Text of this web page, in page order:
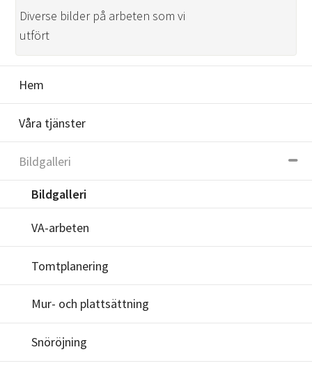
Diverse bilder på arbeten som vi
utfört
Hem
Våra tjänster
Bildgalleri
Bildgalleri
VA-arbeten
Tomtplanering
Mur- och plattsättning
Snöröjning